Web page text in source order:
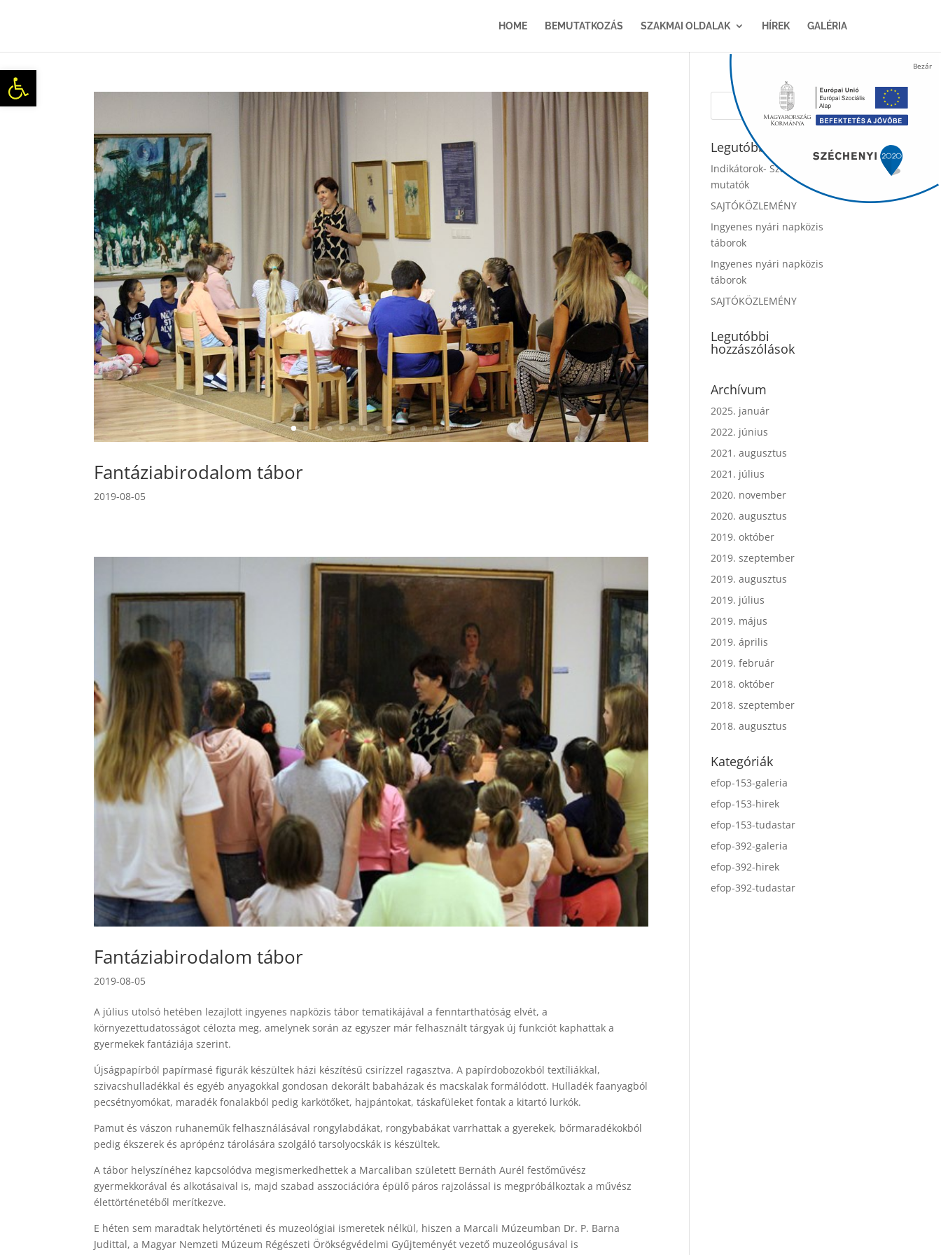
Eszköztár megnyitása
HOME BEMUTATKOZÁS SZAKMAI OLDALAK HÍREK GALÉRIA
Fantáziabirodalom tábor
2019-08-05
Fantáziabirodalom tábor
2019-08-05
A július utolsó hetében lezajlott ingyenes napközis tábor tematikájával a fenntarthatóság elvét, a
környezettudatosságot célozta meg, amelynek során az egyszer már felhasznált tárgyak új funkciót kaphattak a
gyermekek fantáziája szerint.
Újságpapírból papírmasé figurák készültek házi készítésű csirízzel ragasztva. A papírdobozokból textíliákkal,
szivacshulladékkal és egyéb anyagokkal gondosan dekorált babaházak és macskalak formálódott. Hulladék faanyagból
pecsétnyomókat, maradék fonalakból pedig karkötőket, hajpántokat, táskafüleket fontak a kitartó lurkók.
Pamut és vászon ruhaneműk felhasználásával rongylabdákat, rongybabákat varrhattak a gyerekek, bőrmaradékokból
pedig ékszerek és aprópénz tárolására szolgáló tarsolyocskák is készültek.
A tábor helyszínéhez kapcsolódva megismerkedhettek a Marcaliban született Bernáth Aurél festőművész
gyermekkorával és alkotásaival is, majd szabad asszociációra épülő páros rajzolással is megpróbálkoztak a művész
élettörténetéből merítkezve.
E héten sem maradtak helytörténeti és muzeológiai ismeretek nélkül, hiszen a Marcali Múzeumban Dr. P. Barna
Judittal, a Magyar Nemzeti Múzeum Régészeti Örökségvédelmi Gyűjteményét vezető muzeológusával is
Legutóbbi bejegyzések
Indikátorok- Szakmai
mutatók
SAJTÓKÖZLEMÉNY
Ingyenes nyári napközis
táborok
Ingyenes nyári napközis
táborok
SAJTÓKÖZLEMÉNY
Legutóbbi
hozzászólások
Archívum
2025. január
2022. június
2021. augusztus
2021. július
2020. november
2020. augusztus
2019. október
2019. szeptember
2019. augusztus
2019. július
2019. május
2019. április
2019. február
2018. október
2018. szeptember
2018. augusztus
Kategóriák
efop-153-galeria
efop-153-hirek
efop-153-tudastar
efop-392-galeria
efop-392-hirek
efop-392-tudastar